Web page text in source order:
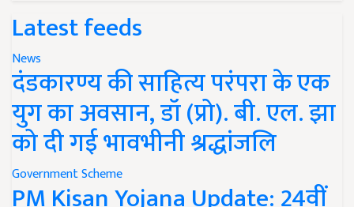
Latest feeds
News
दंडकारण्य की साहित्य परंपरा के एक
युग का अवसान, डॉ (प्रो). बी. एल. झा
को दी गई भावभीनी श्रद्धांजलि
Government Scheme
PM Kisan Yojana Update: 24वीं